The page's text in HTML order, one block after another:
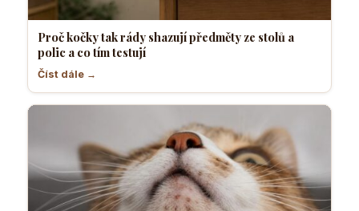
Proč kočky tak rády shazují předměty ze stolů a
polic a co tím testují
Číst dále →